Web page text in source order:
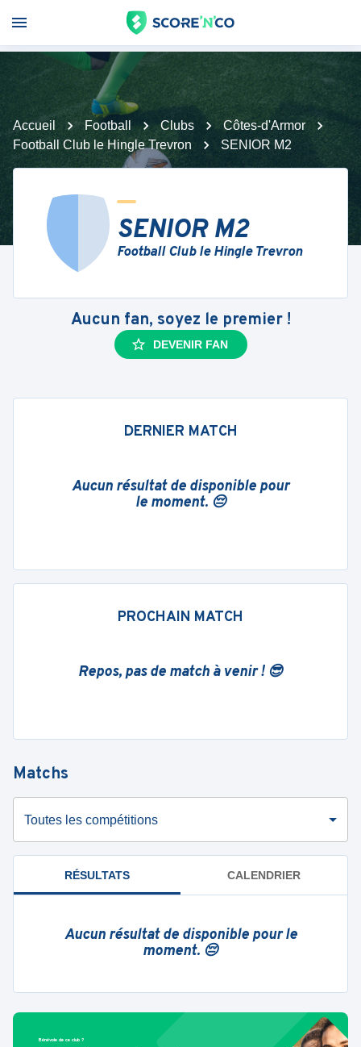
Accueil Football Clubs
Côtes-d'Armor
Football Club le Hingle Trevron
SENIOR M2
SENIOR M2
Football Club le Hingle Trevron
Aucun fan, soyez le premier !
DEVENIR FAN
DERNIER MATCH
Aucun résultat de disponible pour
le moment. 😔
PROCHAIN MATCH
Repos, pas de match à venir ! 😎
Matchs
Toutes les compétitions
RÉSULTATS CALENDRIER
Aucun résultat de disponible pour le
moment. 😔
Bénévole de ce club ?